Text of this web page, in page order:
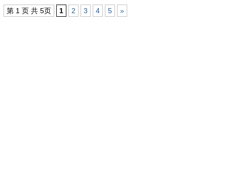
第 1 页 共 5页 1 2 3 4 5 »